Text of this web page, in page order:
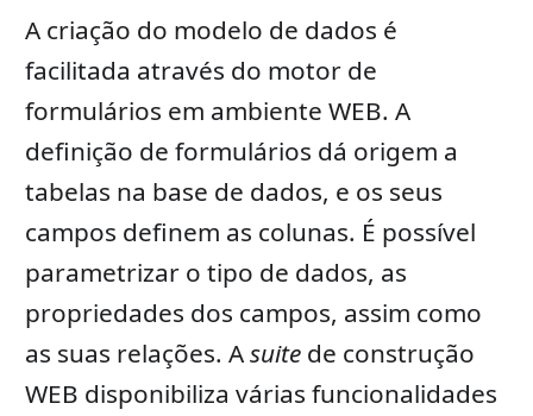
A criação do modelo de dados é
facilitada através do motor de
formulários em ambiente WEB. A
definição de formulários dá origem a
tabelas na base de dados, e os seus
campos definem as colunas. É possível
parametrizar o tipo de dados, as
propriedades dos campos, assim como
as suas relações. Asuitede construção
WEB disponibiliza várias funcionalidades